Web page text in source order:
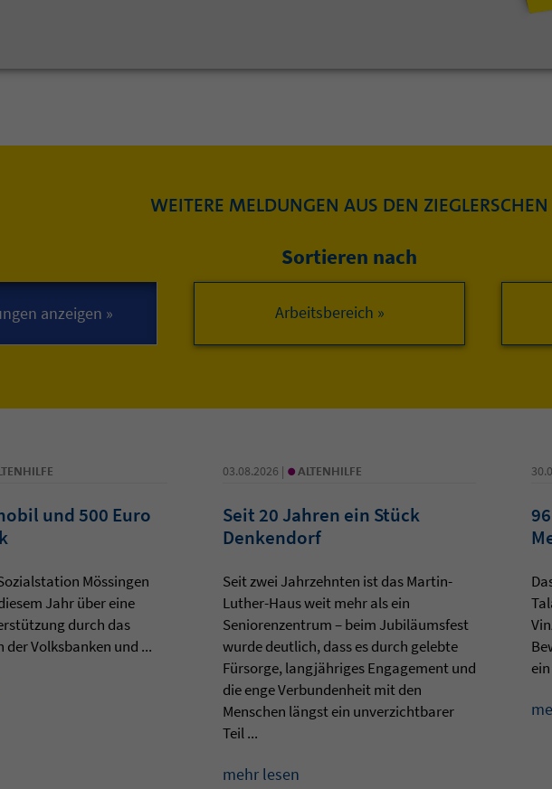
WEITERE MELDUNGEN AUS DEN ZIEGLERSCHEN
Sortieren nach
Arbeitsbereich »
und 500 Euro
Mössingen
Jahr über eine
durch das
der Volksbanken und ...
03.08.2026 | • ALTENHILFE
Seit 20 Jahren ein Stück
Denkendorf
Seit zwei Jahrzehnten ist das Martin-
Luther-Haus weit mehr als ein
Seniorenzentrum – beim Jubiläumsfest
wurde deutlich, dass es durch gelebte
Fürsorge, langjähriges Engagement und
die enge Verbundenheit mit den
Menschen längst ein unverzichtbarer
Teil ...
mehr lesen